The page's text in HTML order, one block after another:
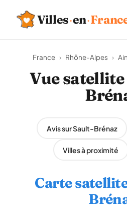
Villes·en·
France › Rhône-Alpes ›
Vue
Avis sur Sault-Brénaz
Villes à proximité
Carte